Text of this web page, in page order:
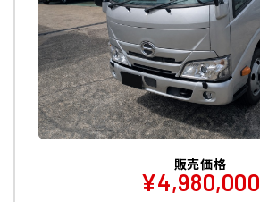
販売価格
¥4,980,000